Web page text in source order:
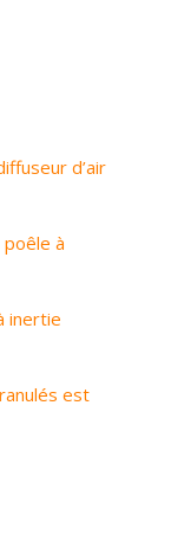
d’air
poêle à
inertie
est